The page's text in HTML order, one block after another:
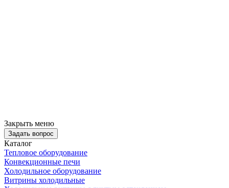
Закрыть меню
Задать вопрос
Каталог
Тепловое оборудование
Конвекционные печи
Холодильное оборудование
Витрины холодильные